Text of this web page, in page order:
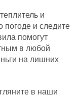
и
погоде и следите
помогут
в любой
на лишних
в наши